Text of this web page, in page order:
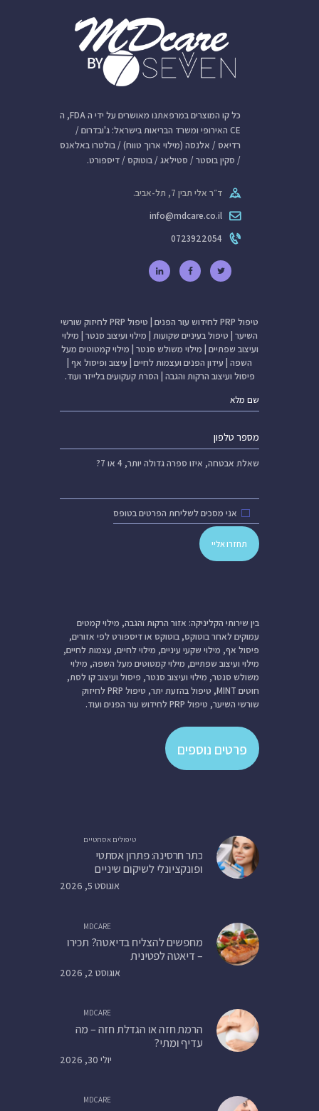
כל קו המוצרים במרפאתנו מאושרים על ידי ה FDA, ה
CE האירופי ומשרד הבריאות בישראל: ג'ובדרום /
רדיאס / אלנסה (מילוי ארוך טווח) / בולטרו באלאנס
/ סקין בוסטר / סטילאג / בוטוקס / דיספורט.
ד״ר אלי תבין 7, תל-אביב.
info@mdcare.co.il
0723922054
טיפול PRP לחידוש עור הפנים
טיפול PRP לחיזוק שורשי
השיער טיפול בעיניים שקועות מילוי ועיצוב סנטר מילוי
ועיצוב שפתיים מילוי משולש סנטר מילוי קמטוטים מעל
השפה עידון הפנים ועצמות לחיים עיצוב ופיסול אף
פיסול ועיצוב הרקות והגבה הסרת קעקועים בלייזר ועוד.
שאלת אבטחה, איזו ספרה גדולה יותר, 4 או 7?
אני מסכים לשליחת הפרטים בטופס
בין שירותי הקליניקה: אזור הרקות והגבה, מילוי קמטים
עמוקים לאחר בוטוקס, בוטוקס או דיספורט לפי אזורים,
פיסול אף, מילוי שקעי עיניים, מילוי לחיים, עצמות לחיים,
מילוי ועיצוב שפתיים, מילוי קמטוטים מעל השפה, מילוי
משולש סנטר, מילוי ועיצוב סנטר, פיסול ועיצוב קו לסת,
חוטים MINT, טיפול בהזעת יתר, טיפול PRP לחיזוק
שורשי השיער, טיפול PRP לחידוש עור הפנים ועוד.
פרטים נוספים
טיפולים אסתטיים
כתר חרסינה: פתרון אסתטי
ופונקציונלי לשיקום שיניים
אוגוסט 5, 2026
MDCARE
מחפשים להצליח בדיאטה? תכירו
– דיאטה לפטינית
אוגוסט 2, 2026
MDCARE
הרמת חזה או הגדלת חזה – מה
עדיף ומתי?
יולי 30, 2026
MDCARE